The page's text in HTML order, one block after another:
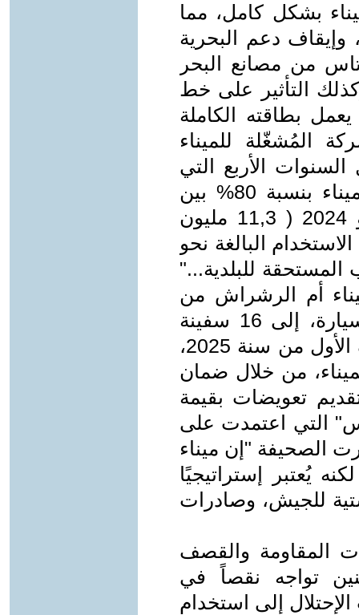
بشكل كامل، مما
دعم البحرية
من مصانع البحر
التأثير على خط
بطاقته الكاملة
المُشغّلة للميناء
خلال السنوات الأربع التي
سبقت الحرب، وانخضت إيرادات الميناء بنسبة 80% بين
سنَتَيْ 2023 ( 57,2 مليون دولارا) و 2024 ( 11,3 مليون
البالغة نحو
المستحقة للبلدية..."
أم الرشراش من
134 سفينة سنة 2023 و150 ألف سيارة، إلى 16 سفينة
سنة 2024، وستّ سفن خلال النصف الأول من سنة 2025،
من خلال ضمان
دولار وتقديم تعويضات بقيمة
التي اعتمدت على
الصحيفة "إن ميناء
يُعتبر إستراتيجيًا
للجيش، وصادرات
المقاومة والقصف
تواجه نقصاً في
إلى استخدام